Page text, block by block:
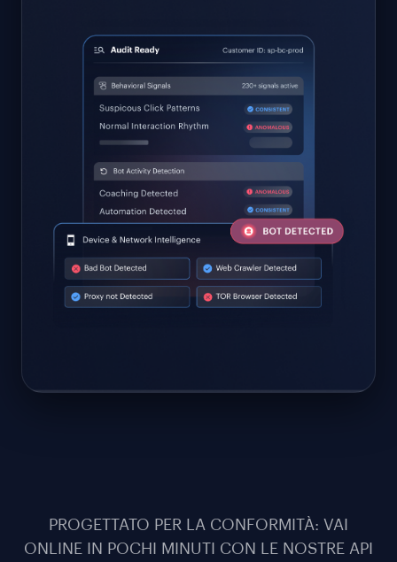
PROGETTATO PER LA CONFORMITÀ: VAI
ONLINE IN POCHI MINUTI CON LE NOSTRE API